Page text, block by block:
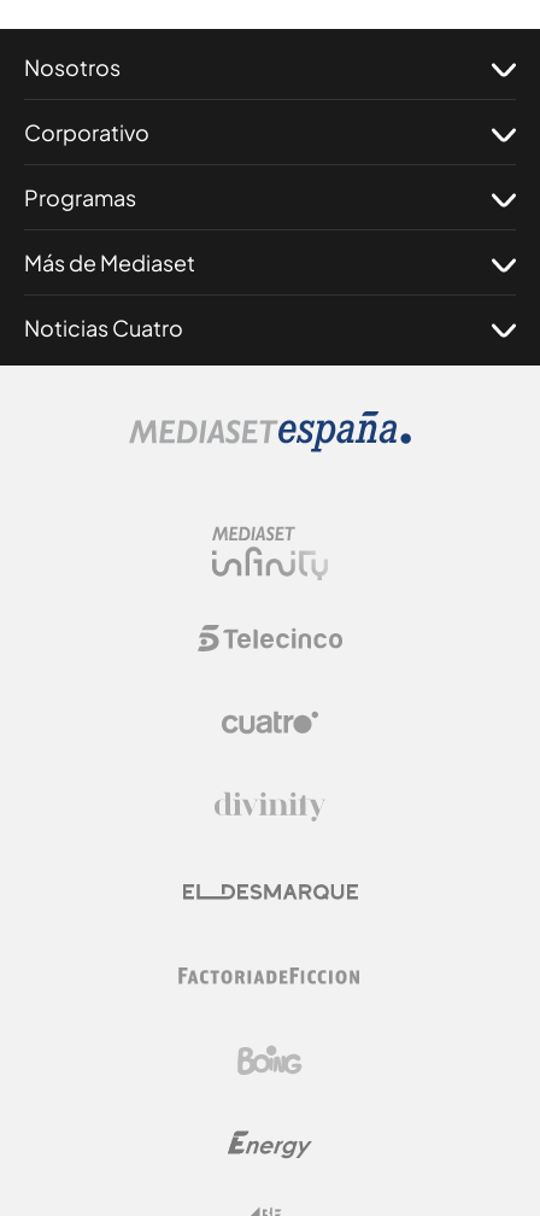
Nosotros
Corporativo
Programas
Más de Mediaset
Noticias Cuatro